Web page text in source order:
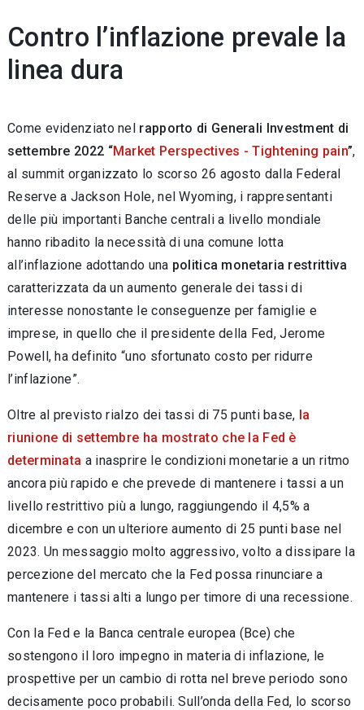
Contro l’inflazione prevale la
linea dura
Come evidenziato nel rapporto di Generali Investment di
settembre 2022 “Market Perspectives - Tightening pain”,
al summit organizzato lo scorso 26 agosto dalla Federal
Reserve a Jackson Hole, nelWyoming, i rappresentanti
delle più importanti Banche centrali a livello mondiale
hanno ribadito la necessità di una comune lotta
all’inflazione adottando una politica monetaria restrittiva
caratterizzata da un aumento generale dei tassi di
interesse nonostante le conseguenze per famiglie e
imprese, in quello che il presidente della Fed, Jerome
Powell, ha definito “uno sfortunato costo per ridurre
l’inflazione”.
Oltre al previsto rialzo dei tassi di 75 punti base, la
riunione di settembre ha mostrato che la Fed è
determinata a inasprire le condizioni monetarie a un ritmo
ancora più rapido e che prevede di mantenere i tassi a un
livello restrittivo più a lungo, raggiungendo il 4,5% a
dicembre e con un ulteriore aumento di 25 punti base nel
2023. Un messaggio molto aggressivo, volto a dissipare la
percezione del mercato che la Fed possa rinunciare a
mantenere i tassi alti a lungo per timore di una recessione.
Con la Fed e la Banca centrale europea (Bce) che
sostengono il loro impegno in materia di inflazione, le
prospettive per un cambio di rotta nel breve periodo sono
decisamente poco probabili. Sull’onda della Fed, lo scorso